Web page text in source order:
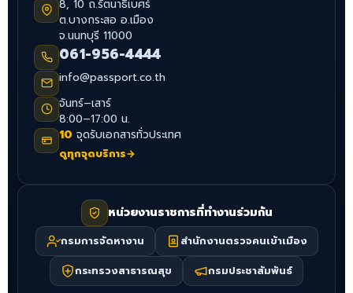
8, 10 ถ.รัตนาธิเบศร์
ต.บางกระสอ อ.เมือง
จ.นนทบุรี 11000
061-956-4444
info@passport.co.th
จันทร์–เสาร์
8:00–17:00 น.
10 จุดรับเอกสารทั่วประเทศ
ดูทุกจุดบริการ→
หน่วยงานราชการที่ทำงานร่วมกัน
กรมการจัดหางาน
สำนักงานตรวจคนเข้าเมือง
กระทรวงสาธารณสุข
กรมประชาสัมพันธ์